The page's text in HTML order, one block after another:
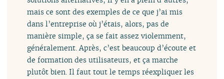
mais ce sont des exemples de ce que j’ai mis
dans l’entreprise où j’étais, alors, pas de
manière simple, ça se fait assez violemment,
généralement. Après, c’est beaucoup d’écoute et
de formation des utilisateurs, et ça marche
plutôt bien. Il faut tout le temps réexpliquer les